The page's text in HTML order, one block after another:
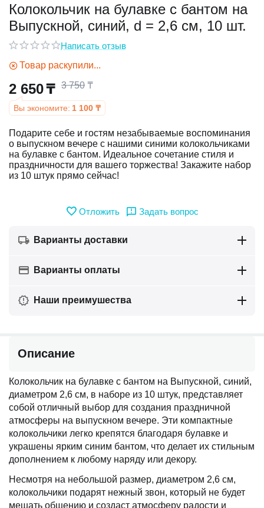
Колокольчик на булавке с бантом на
Выпускной, синий, d = 2,6 см, 10 шт.
Написать отзыв
Товар раскупили...
2 650₸ 3 750 ₸
Вы экономите: 1 100 ₸
Подарите себе и гостям незабываемые воспоминания
о выпускном вечере с нашими синими колокольчиками
на булавке с бантом. Идеальное сочетание стиля и
праздничности для вашего торжества! Закажите набор
из 10 штук прямо сейчас!
Отложить Задать вопрос
Варианты доставки
Варианты оплаты
Наши преимушества
Описание
Колокольчик на булавке с бантом на Выпускной, синий,
диаметром 2,6 см, в наборе из 10 штук, представляет
собой отличный выбор для создания праздничной
атмосферы на выпускном вечере. Эти компактные
колокольчики легко крепятся благодаря булавке и
украшены ярким синим бантом, что делает их стильным
дополнением к любому наряду или декору.
Несмотря на небольшой размер, диаметром 2,6 см,
колокольчики подарят нежный звон, который не будет
мешать общению и создаст атмосферу радости и